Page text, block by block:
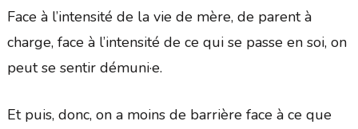
Face à l’intensité de la vie de mère, de parent à
charge, face à l’intensité de ce qui se passe en soi, on
peut se sentir démuni·e.
Et puis, donc, on a moins de barrière face à ce que